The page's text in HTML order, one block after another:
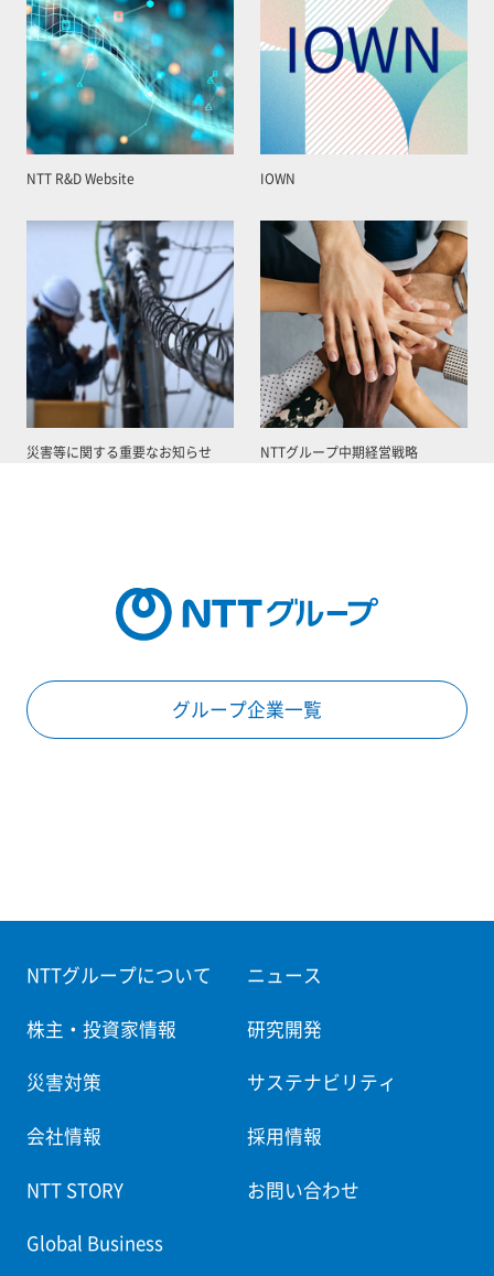
NTT R&D Website IOWN
災害等に関する重要なお知らせ NTTグループ中期経営戦略
グループ企業一覧
NTTグループについて ニュース
株主・投資家情報 研究開発
災害対策 サステナビリティ
会社情報 採用情報
NTT STORY お問い合わせ
Global Business